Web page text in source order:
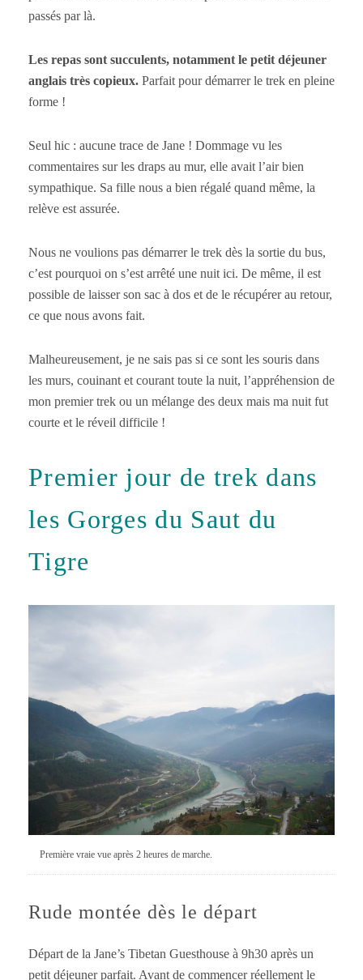
passés par là.
Les repas sont succulents, notamment le petit déjeuner
anglais très copieux. Parfait pour démarrer le trek en pleine
forme !
Seul hic : aucune trace de Jane ! Dommage vu les
commentaires sur les draps au mur, elle avait l’air bien
sympathique. Sa fille nous a bien régalé quand même, la
relève est assurée.
Nous ne voulions pas démarrer le trek dès la sortie du bus,
c’est pourquoi on s’est arrêté une nuit ici. De même, il est
possible de laisser son sac à dos et de le récupérer au retour,
ce que nous avons fait.
Malheureusement, je ne sais pas si ce sont les souris dans
les murs, couinant et courant toute la nuit, l’appréhension de
mon premier trek ou un mélange des deux mais ma nuit fut
courte et le réveil difficile !
Premier jour de trek dans
les Gorges du Saut du
Tigre
Première vraie vue après 2 heures de marche.
Rude montée dès le départ
Départ de la Jane’s Tibetan Guesthouse à 9h30 après un
petit déjeuner parfait. Avant de commencer réellement le